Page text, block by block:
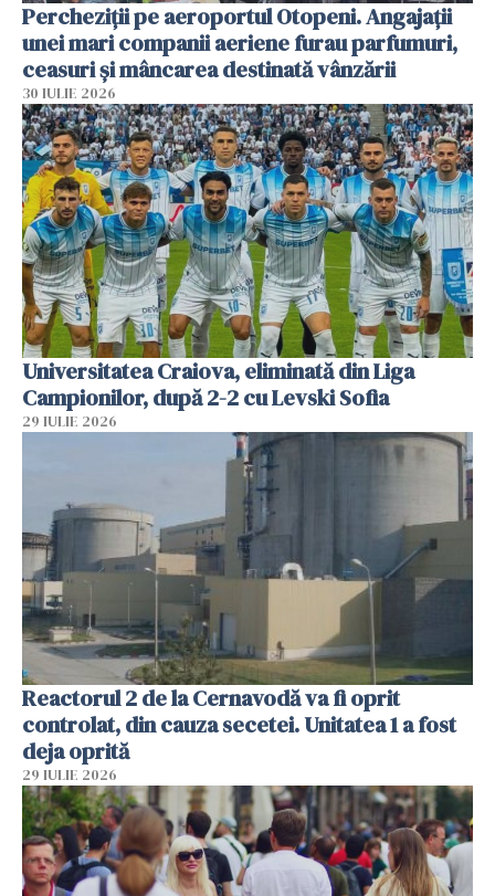
Percheziții pe aeroportul Otopeni. Angajații
unei mari companii aeriene furau parfumuri,
ceasuri și mâncarea destinată vânzării
30 IULIE 2026
Universitatea Craiova, eliminată din Liga
Campionilor, după 2-2 cu Levski Sofia
29 IULIE 2026
Reactorul 2 de la Cernavodă va fi oprit
controlat, din cauza secetei. Unitatea 1 a fost
deja oprită
29 IULIE 2026